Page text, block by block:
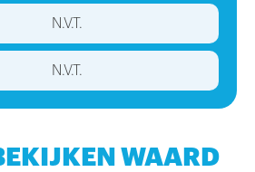
N.V.T.
N.V.T.
WAARD